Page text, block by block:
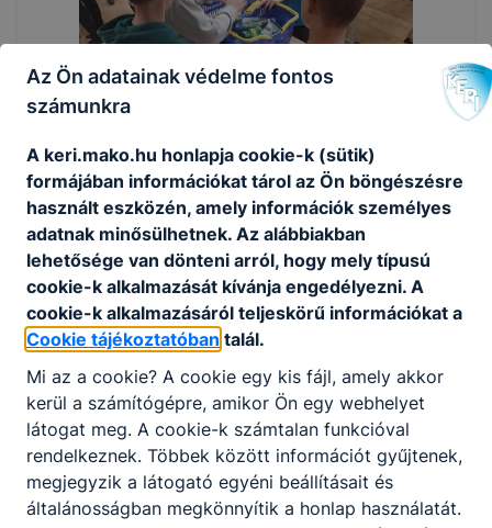
mesterségek éjjele
mesterségek éjjele
Az Ön adatainak védelme fontos
számunkra
A keri.mako.hu honlapja cookie-k (sütik)
formájában információkat tárol az Ön böngészésre
használt eszközén, amely információk személyes
adatnak minősülhetnek. Az alábbiakban
lehetősége van dönteni arról, hogy mely típusú
cookie-k alkalmazását kívánja engedélyezni. A
cookie-k alkalmazásáról teljeskörű információkat a
Cookie tájékoztatóban talál.
Mi az a cookie? A cookie egy kis fájl, amely akkor
kerül a számítógépre, amikor Ön egy webhelyet
látogat meg. A cookie-k számtalan funkcióval
rendelkeznek. Többek között információt gyűjtenek,
megjegyzik a látogató egyéni beállításait és
általánosságban megkönnyítik a honlap használatát.